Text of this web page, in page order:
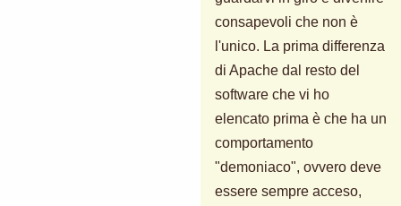
consapevoli che non è
l'unico. La prima differenza
di Apache dal resto del
software che vi ho
elencato prima è che ha un
comportamento
"demoniaco", ovvero deve
essere sempre acceso,